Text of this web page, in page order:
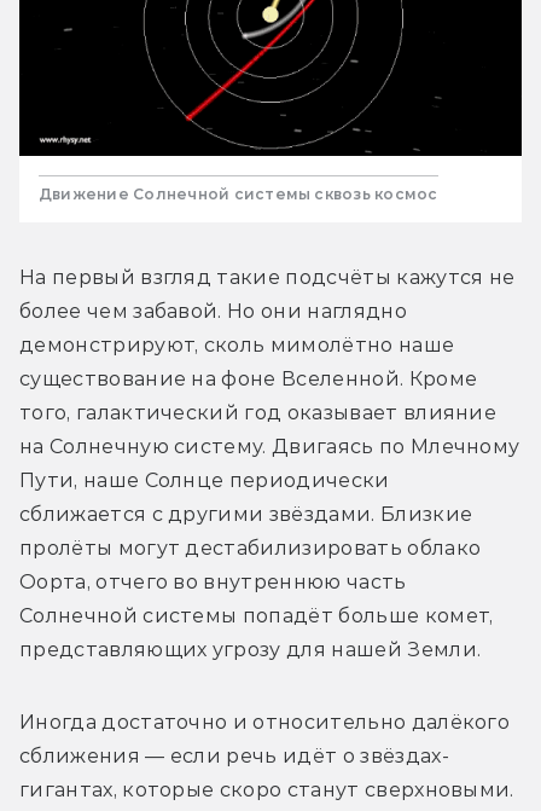
Движение Солнечной системы сквозь космос
На первый взгляд такие подсчёты кажутся не
более чем забавой. Но они наглядно
демонстрируют, сколь мимолётно наше
существование на фоне Вселенной. Кроме
того, галактический год оказывает влияние
на Солнечную систему. Двигаясь по Млечному
Пути, наше Солнце периодически
сближается с другими звёздами. Близкие
пролёты могут дестабилизировать облако
Оорта, отчего во внутреннюю часть
Солнечной системы попадёт больше комет,
представляющих угрозу для нашей Земли.
Иногда достаточно и относительно далёкого
сближения — если речь идёт о звёздах-
гигантах, которые скоро станут сверхновыми.